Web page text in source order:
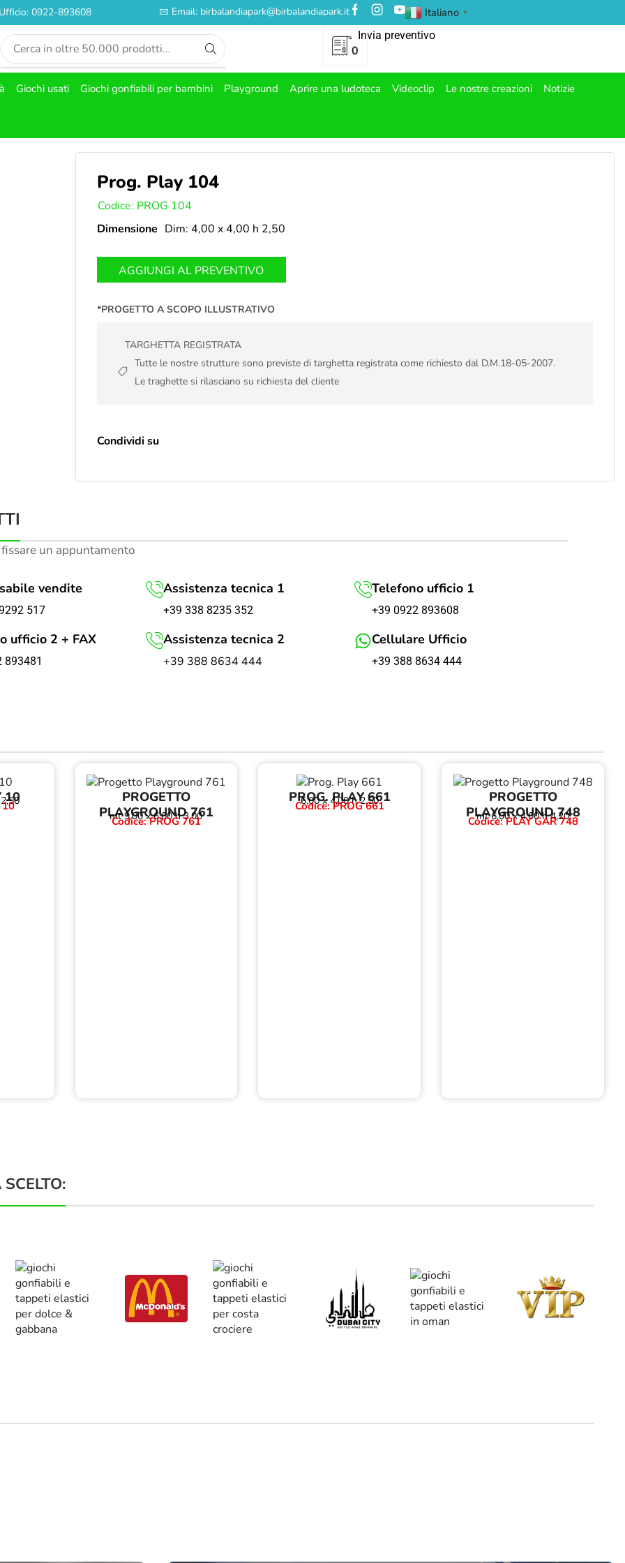
Ufficio: 0922-893608 Email: birbalandiapark@birbalandiapark.it Italiano ▼
0
Invia preventivo
Giochi usati Giochi gonfiabili per bambini Playground Aprire una ludoteca Videoclip Le nostre creazioni Notizie
Prog. Play 104
Codice: PROG 104
Dimensione Dim: 4,00 x 4,00 h 2,50
AGGIUNGI AL PREVENTIVO
*PROGETTO A SCOPO ILLUSTRATIVO
TARGHETTA REGISTRATA
Tutte le nostre strutture sono previste di targhetta registrata come richiesto dal D.M.18-05-2007.
Le traghette si rilasciano su richiesta del cliente
Condividi su
un appuntamento
vendite
517
Assistenza tecnica 1
+39 338 8235 352
Telefono ufficio 1
+39 0922 893608
ufficio 2 + FAX
893481
Assistenza tecnica 2
+39 388 8634 444
Cellulare Ufficio
+39 388 8634 444
10
10
PROGETTO
PLAYGROUND 761
mt 9,00 x 6,00 h 3,00
Codice: PROG 761
PROG. PLAY 661
6,00 x 4,00 h 2,50
Codice: PROG 661
PROGETTO
PLAYGROUND 748
mt 6,00 x 4,00 h 4,20
Codice: PLAY GAR 748